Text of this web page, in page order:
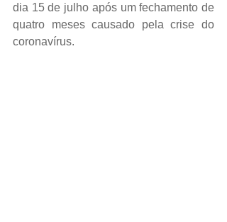
dia 15 de julho após um fechamento de
quatro meses causado pela crise do
coronavírus.